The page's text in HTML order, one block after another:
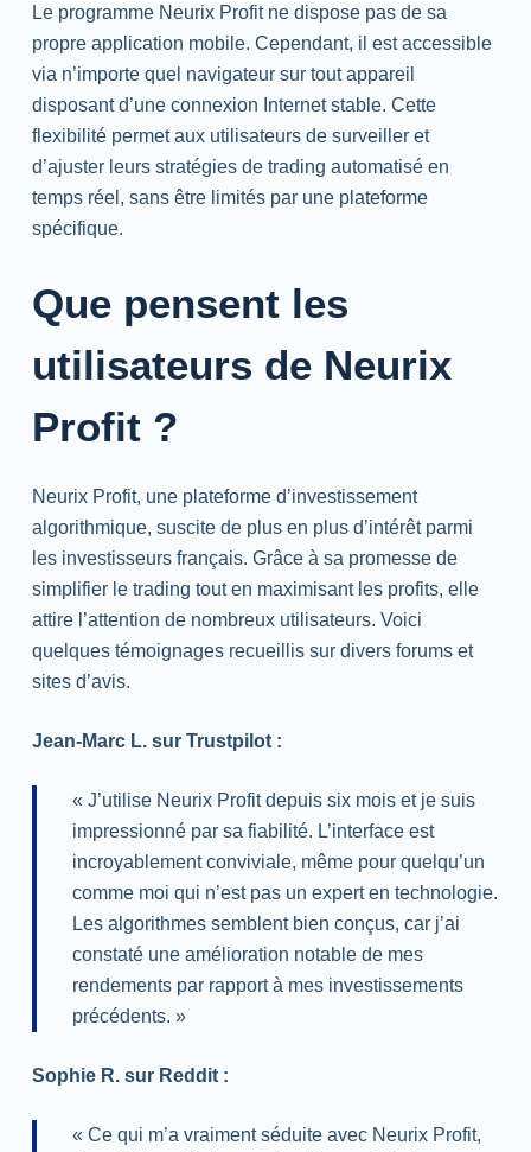
Le programme Neurix Profit ne dispose pas de sa
propre application mobile. Cependant, il est accessible
via n’importe quel navigateur sur tout appareil
disposant d’une connexion Internet stable. Cette
flexibilité permet aux utilisateurs de surveiller et
d’ajuster leurs stratégies de trading automatisé en
temps réel, sans être limités par une plateforme
spécifique.
Que pensent les
utilisateurs de Neurix
Profit ?
Neurix Profit, une plateforme d’investissement
algorithmique, suscite de plus en plus d’intérêt parmi
les investisseurs français. Grâce à sa promesse de
simplifier le trading tout en maximisant les profits, elle
attire l’attention de nombreux utilisateurs. Voici
quelques témoignages recueillis sur divers forums et
sites d’avis.
Jean-Marc L. sur Trustpilot :
« J’utilise Neurix Profit depuis six mois et je suis
impressionné par sa fiabilité. L’interface est
incroyablement conviviale, même pour quelqu’un
comme moi qui n’est pas un expert en technologie.
Les algorithmes semblent bien conçus, car j’ai
constaté une amélioration notable de mes
rendements par rapport à mes investissements
précédents. »
Sophie R. sur Reddit :
« Ce qui m’a vraiment séduite avec Neurix Profit,